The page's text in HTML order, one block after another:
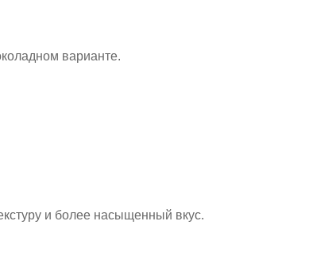
варианте.
и более насыщенный вкус.